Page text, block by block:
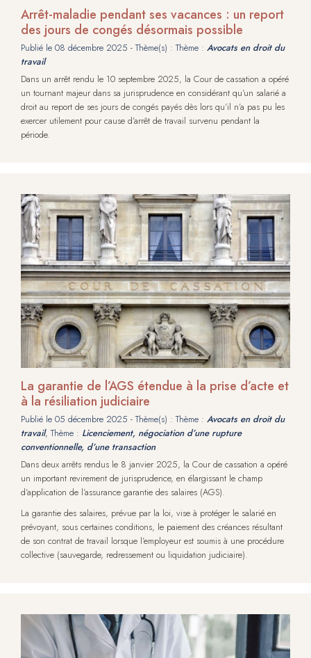
Arrêt-maladie pendant ses vacances : un report
des jours de congés désormais possible
Publié le 08 décembre 2025 - Thème(s) : Thème : Avocats en droit du
travail
Dans un arrêt rendu le 10 septembre 2025, la Cour de cassation a opéré
un tournant majeur dans sa jurisprudence en considérant qu’un salarié a
droit au report de ses jours de congés payés dès lors qu’il n’a pas pu les
exercer utilement pour cause d’arrêt de travail survenu pendant la
période.
La garantie de l’AGS étendue à la prise d’acte et
à la résiliation judiciaire
Publié le 05 décembre 2025 - Thème(s) : Thème : Avocats en droit du
travail, Thème : Licenciement, négociation d’une rupture
conventionnelle, d’une transaction
Dans deux arrêts rendus le 8 janvier 2025, la Cour de cassation a opéré
un important revirement de jurisprudence, en élargissant le champ
d’application de l’assurance garantie des salaires (AGS).
La garantie des salaires, prévue par la loi, vise à protéger le salarié en
prévoyant, sous certaines conditions, le paiement des créances résultant
de son contrat de travail lorsque l’employeur est soumis à une procédure
collective (sauvegarde, redressement ou liquidation judiciaire).